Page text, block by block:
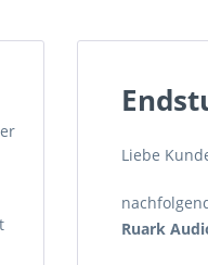
Liebe
Ruark